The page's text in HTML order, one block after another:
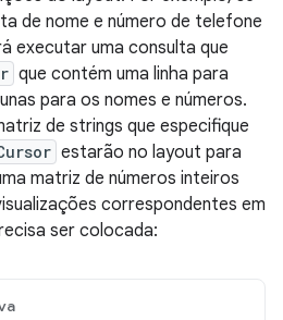
de nome e número de telefone
executar uma consulta que
que contém uma linha para
para os nomes e números.
de strings que especifique
estarão no layout para
matriz de números inteiros
correspondentes em
ser colocada: